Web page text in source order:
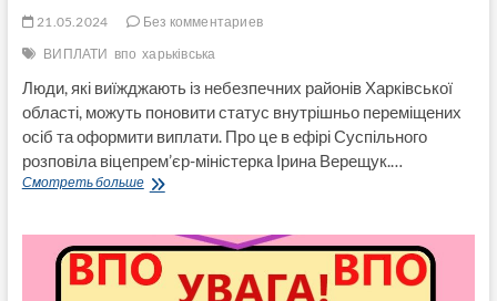
21.05.2024
Без комментариев
ВИПЛАТИ впо харьківська
Люди, які виїжджають із небезпечних районів Харківської
області, можуть поновити статус внутрішньо переміщених
осіб та оформити виплати. Про це в ефірі Суспільного
розповіла віцепрем’єр-міністерка Ірина Верещук.…
Смотреть большеГромадянам,
Харківщини,
поновлять